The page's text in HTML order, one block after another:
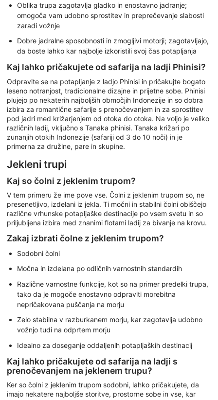
Oblika trupa zagotavlja gladko in enostavno jadranje;
omogoča vam udobno sprostitev in preprečevanje slabosti
zaradi vožnje
Dobre jadralne sposobnosti in zmogljivi motorji; zagotavljajo,
da boste lahko kar najbolje izkoristili svoj čas potapljanja
Kaj lahko pričakujete od safarija na ladji Phinisi?
Odpravite se na potapljanje z ladjo Phinisi in pričakujte bogato
leseno notranjost, tradicionalne dizajne in prijetne sobe. Phinisi
plujejo po nekaterih najboljših območjih Indonezije in so dobra
izbira za romantične safarije s prenočevanjem in za sprostitev
pod jadri med križarjenjem od otoka do otoka. Na voljo je veliko
različnih ladij, vključno s Tanaka phinisi. Tanaka križari po
zunanjih otokih Indonezije (safariji od 3 do 10 noči) in je
primerna za družine, pare in skupine.
Jekleni trupi
Kaj so čolni z jeklenim trupom?
V tem primeru že ime pove vse. Čolni z jeklenim trupom so, ne
presenetljivo, izdelani iz jekla. Ti močni in stabilni čolni obiščejo
različne vrhunske potapljaške destinacije po vsem svetu in so
priljubljena izbira med znanimi flotami ladij za bivanje na krovu.
Zakaj izbrati čolne z jeklenim trupom?
Sodobni čolni
Močna in izdelana po odličnih varnostnih standardih
Različne varnostne funkcije, kot so na primer predelki trupa,
tako da je mogoče enostavno odpraviti morebitna
nepričakovana puščanja na morju
Zelo stabilna v razburkanem morju, kar zagotavlja udobno
vožnjo tudi na odprtem morju
Idealno za doseganje oddaljenih potapljaških destinacij
Kaj lahko pričakujete od safarija na ladji s
prenočevanjem na jeklenem trupu?
Ker so čolni z jeklenim trupom sodobni, lahko pričakujete, da
imajo nekatere najboljše storitve, prostorne sobe in vse, kar